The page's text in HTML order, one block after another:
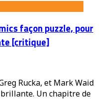
façon puzzle, pour
[critique]
Rucka, et Mark Waid
Un chapitre de